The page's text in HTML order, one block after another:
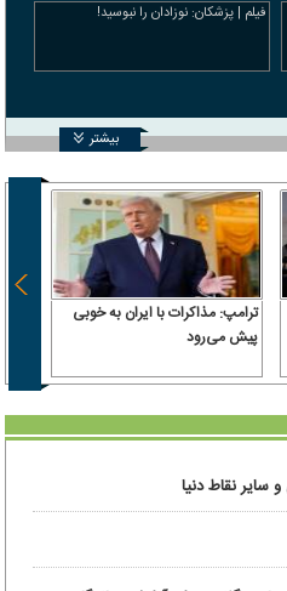
فیلم | پزشکان: نوزادان را نبوسید!
بیشتر
ترامپ: مذاکرات با ایران به خوبی
پیش می‌رود
سایر نقاط دنیا